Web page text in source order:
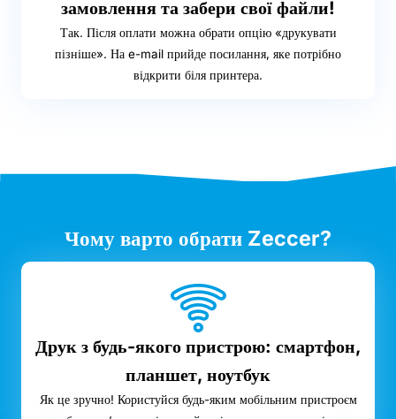
замовлення та забери свої файли!
Так. Після оплати можна обрати опцію «друкувати
пізніше». На e-mail прийде посилання, яке потрібно
відкрити біля принтера.
Чому варто обрати Zeccer?
Друк з будь-якого пристрою: смартфон,
планшет, ноутбук
Як це зручно! Користуйся будь-яким мобільним пристроєм